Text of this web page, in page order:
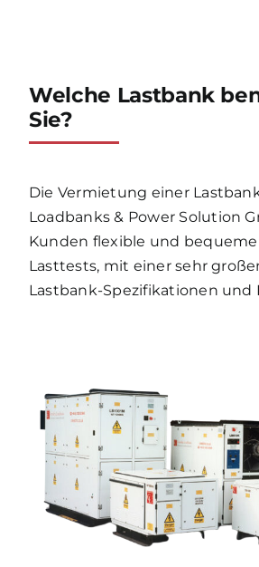
Welche Lastbank
Sie?
Die Vermietung einer
Loadbanks & Power Solution
Kunden flexible und
Lasttests, mit einer sehr
Lastbank-Spezifikationen und